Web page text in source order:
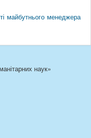
майбутнього менеджера
наук»